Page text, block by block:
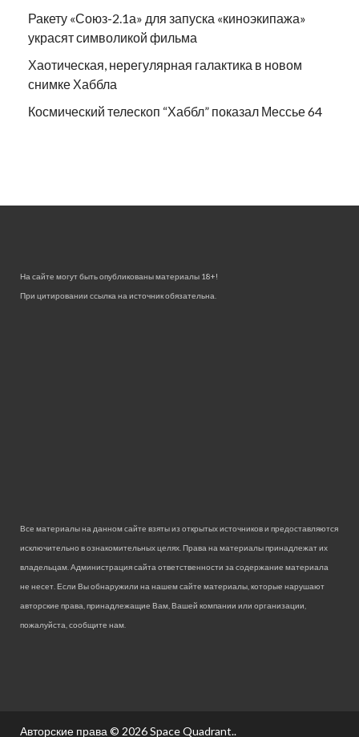
Ракету «Союз-2.1а» для запуска «киноэкипажа»
украсят символикой фильма
Хаотическая, нерегулярная галактика в новом
снимке Хаббла
Космический телескоп “Хаббл” показал Мессье 64
На сайте могут быть опубликованы материалы 18+!
При цитировании ссылка на источник обязательна.
Все материалы на данном сайте взяты из открытых источников и предоставляются
исключительно в ознакомительных целях. Права на материалы принадлежат их
владельцам. Администрация сайта ответственности за содержание материала
не несет. Если Вы обнаружили на нашем сайте материалы, которые нарушают
авторские права, принадлежащие Вам, Вашей компании или организации,
пожалуйста, сообщите нам.
Авторские права © 2026Space Quadrant..